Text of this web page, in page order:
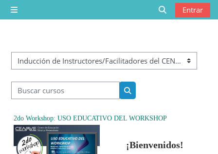
Saltar al contenido principal
Panel lateral
Selector de
Entrar
Categorías
Buscar cursos
Buscar cursos
2do Workshop: USO EDUCATIVO DEL WORKSHOP
¡Bienvenidos!